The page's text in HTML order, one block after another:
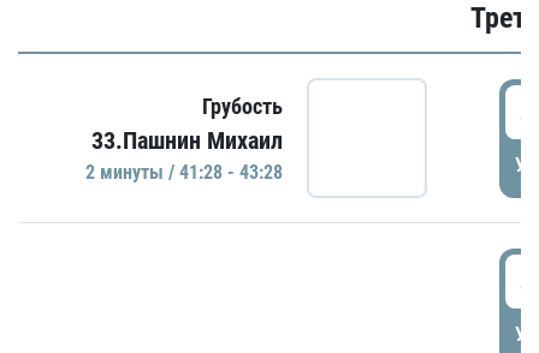
Грубость
33.Пашнин Михаил
2 минуты / 41:28 - 43:28